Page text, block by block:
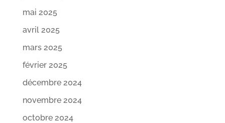
mai 2025
avril 2025
mars 2025
février 2025
décembre 2024
novembre 2024
octobre 2024